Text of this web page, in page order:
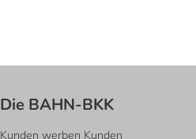
Die BAHN-BKK
Kunden werben Kunden